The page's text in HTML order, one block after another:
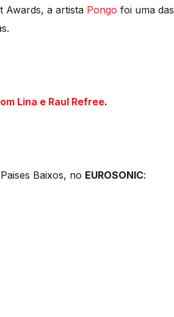
Awards, a artista Pongo foi uma das
Lina e Raul Refree.
Baixos, no EUROSONIC: